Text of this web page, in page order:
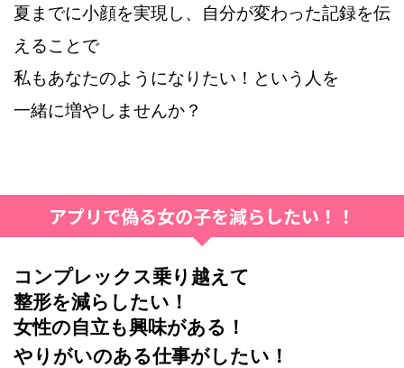
夏までに小顔を実現し、自分が変わった記録を伝
えることで
私もあなたのようになりたい！という人を
一緒に増やしませんか？
アプリで偽る女の子を減らしたい！！
コンプレックス乗り越えて
整形を減らしたい！
女性の自立も興味がある！
やりがいのある仕事がしたい！